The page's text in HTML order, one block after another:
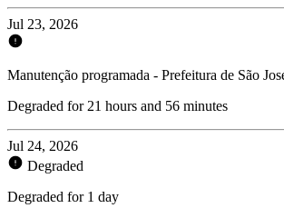
Jul 23, 2026
Manutenção programada - Prefeitura de São
Degraded for 21 hours and 56 minutes
Jul 24, 2026
Degraded
Degraded for 1 day